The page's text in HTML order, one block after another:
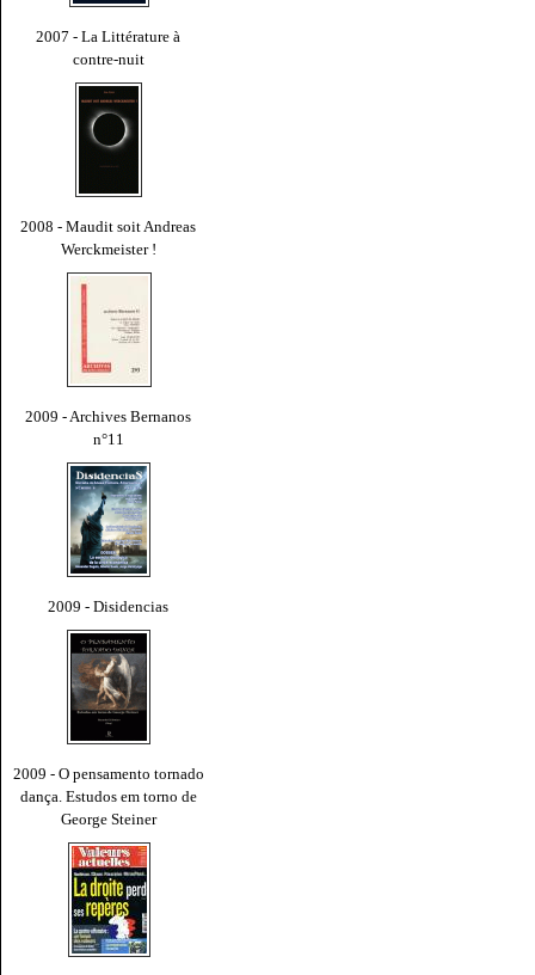
2007 - La Littérature à
contre-nuit
2008 - Maudit soit Andreas
Werckmeister !
2009 - Archives Bernanos
n°11
2009 - Disidencias
2009 - O pensamento tornado
dança. Estudos em torno de
George Steiner